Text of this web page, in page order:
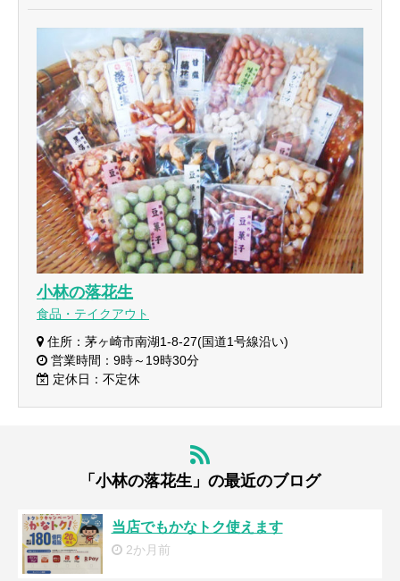
小林の落花生
食品・テイクアウト
住所：茅ヶ崎市南湖1-8-27(国道1号線沿い)
営業時間：9時～19時30分
定休日：不定休
「小林の落花生」の最近のブログ
当店でもかなトク使えます
2か月前